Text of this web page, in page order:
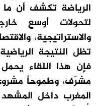
الرياضة تكشف أن
لتحولات أوسع
والاستراتيجية،
تظل النتيجة
فإن هذا اللقاء
مشرّف، وطموحاً مشروعاً
المغرب داخل